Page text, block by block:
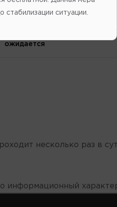
Напомнить о поступлении
ожидается
несколько раз в
информационный
стабилизации ситуации.